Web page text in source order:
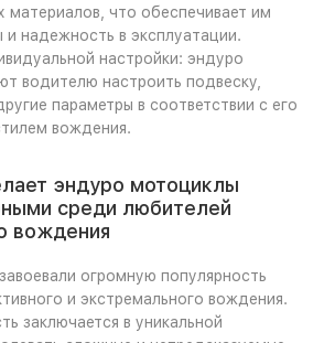
материалов, что обеспечивает им
надежность в эксплуатации.
настройки: эндуро
водителю настроить подвеску,
параметры в соответствии с его
вождения.
эндуро мотоциклы
среди любителей
вождения
огромную популярность
и экстремального вождения.
заключается в уникальной